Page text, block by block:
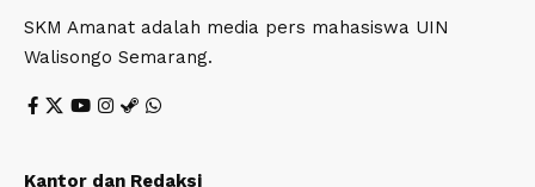
SKM Amanat adalah media pers mahasiswa UIN
Walisongo Semarang.
Kantor dan Redaksi